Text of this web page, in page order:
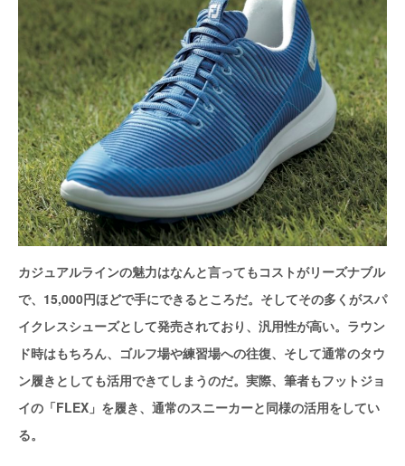
カジュアルラインの魅力はなんと言ってもコストがリーズナブル
で、15,000円ほどで手にできるところだ。そしてその多くがスパ
イクレスシューズとして発売されており、汎用性が高い。ラウン
ド時はもちろん、ゴルフ場や練習場への往復、そして通常のタウ
ン履きとしても活用できてしまうのだ。実際、筆者もフットジョ
イの「FLEX」を履き、通常のスニーカーと同様の活用をしてい
る。